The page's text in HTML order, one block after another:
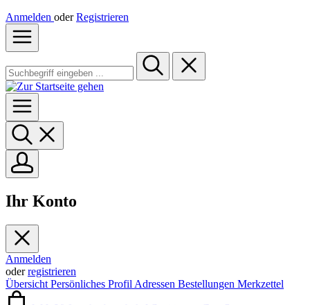
Anmelden oder Registrieren
Ihr Konto
Anmelden
oderregistrieren
Übersicht Persönliches Profil Adressen Bestellungen Merkzettel